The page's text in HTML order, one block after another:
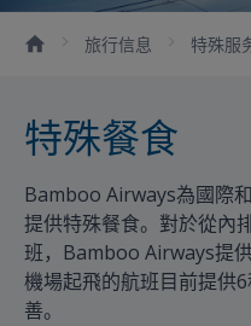
旅行信息 特殊服
特殊餐食
Bamboo Airways為國際
提供特殊餐食。對於從內
班，Bamboo Airways提
機場起飛的航班目前提供
善。